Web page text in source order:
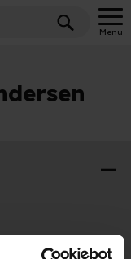
Menu